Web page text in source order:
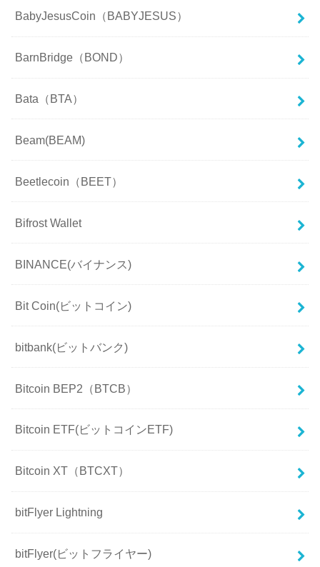
BabyJesusCoin（BABYJESUS）
BarnBridge（BOND）
Bata（BTA）
Beam(BEAM)
Beetlecoin（BEET）
Bifrost Wallet
BINANCE(バイナンス)
Bit Coin(ビットコイン)
bitbank(ビットバンク)
Bitcoin BEP2（BTCB）
Bitcoin ETF(ビットコインETF)
Bitcoin XT（BTCXT）
bitFlyer Lightning
bitFlyer(ビットフライヤー)